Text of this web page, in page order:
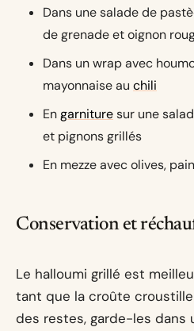
Dans une salade de
de grenade et oignon
Dans un wrap avec
mayonnaise au chili
Engarnituresur une
et pignons grillés
En mezze avec olives,
Conservation et
Le halloumi grillé est
tant que la croûte croustille
des restes, garde-les dans